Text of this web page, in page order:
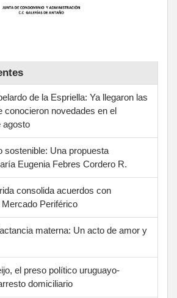
de la Espriella: Ya llegaron las
conocieron novedades en el
agosto
sostenible: Una propuesta
Eugenia Febres Cordero R.
consolida acuerdos con
Periférico
materna: Un acto de amor y
el preso político uruguayo-
domiciliario